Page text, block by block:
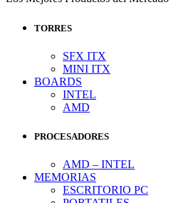
TORRES
SFX ITX
MINI ITX
BOARDS
INTEL
AMD
PROCESADORES
AMD – INTEL
MEMORIAS
ESCRITORIO PC